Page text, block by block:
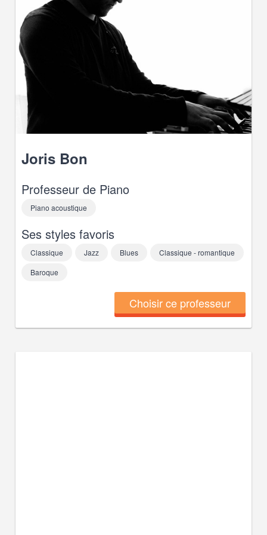
Joris Bon
Professeur de Piano
Piano acoustique
Ses styles favoris
Classique Jazz Blues
Classique - romantique
Baroque
Choisir ce professeur